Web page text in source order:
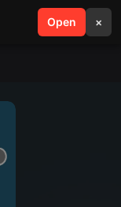
Open ×
search menu